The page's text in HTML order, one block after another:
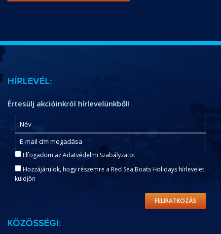
HÍRLEVÉL:
Értesülj akcióinkról hírlevelünkből!
Elfogadom az Adatvédelmi Szabályzatot
Hozzájárulok, hogy részemre a Red Sea Boats Holidays hírlevelet
küldjön
FELIRATKOZÁS
KÖZÖSSÉGI: